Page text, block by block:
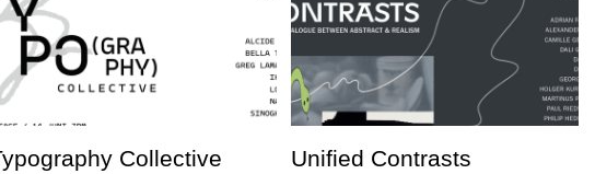
Collective Unified Contrasts